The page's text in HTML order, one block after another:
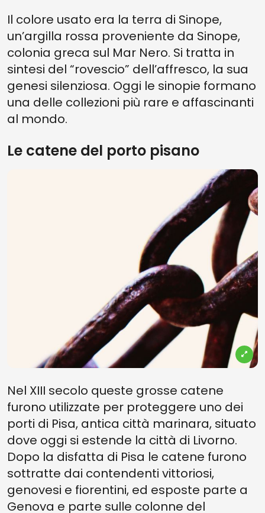
Il colore usato era la terra di Sinope,
un’argilla rossa proveniente da Sinope,
colonia greca sul Mar Nero. Si tratta in
sintesi del “rovescio” dell’affresco, la sua
genesi silenziosa. Oggi le sinopie formano
una delle collezioni più rare e affascinanti
al mondo.
Le catene del porto pisano
Nel XIII secolo queste grosse catene
furono utilizzate per proteggere uno dei
porti di Pisa, antica città marinara, situato
dove oggi si estende la città di Livorno.
Dopo la disfatta di Pisa le catene furono
sottratte dai contendenti vittoriosi,
genovesi e fiorentini, ed esposte parte a
Genova e parte sulle colonne del